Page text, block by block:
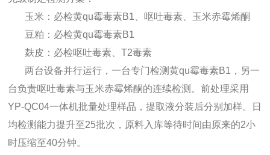
玉米：必检黄qu霉毒素B1、呕吐毒素、玉米赤霉烯酮
豆粕：必检黄qu霉毒素B1
麸皮：必检呕吐毒素、T2毒素
两台设备并行运行，一台专门检测黄qu霉毒素B1，另一
台负责呕吐毒素与玉米赤霉烯酮的连续检测。前处理采用
YP-QC04一体机批量处理样品，提取液分装后分别加样。日
均检测能力提升至25批次，原料入库等待时间由原来的2小
时压缩至40分钟。